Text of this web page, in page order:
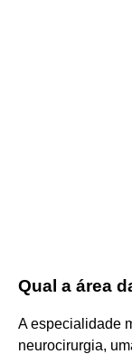
Qual a área
A especialidade
neurocirurgia,